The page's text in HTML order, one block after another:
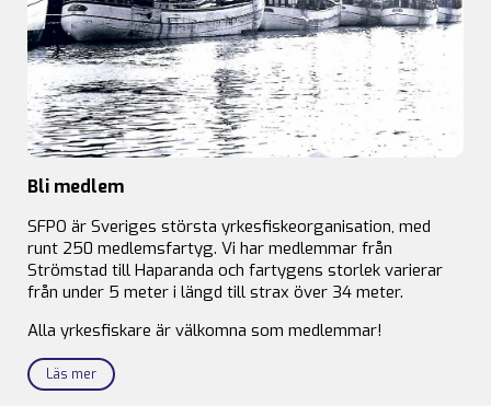
Bli medlem
SFPO är Sveriges största yrkesfiskeorganisation, med
runt 250 medlemsfartyg. Vi har medlemmar från
Strömstad till Haparanda och fartygens storlek varierar
från under 5 meter i längd till strax över 34 meter.
Alla yrkesfiskare är välkomna som medlemmar!
Läs mer